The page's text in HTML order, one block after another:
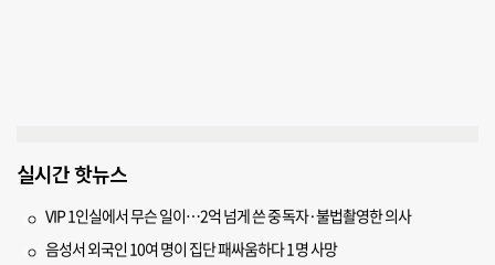
실시간 핫뉴스
VIP 1인실에서 무슨 일이…2억 넘게 쓴 중독자·불법촬영한 의사
음성서 외국인 10여 명이 집단 패싸움하다 1명 사망